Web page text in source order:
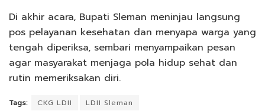
Di akhir acara, Bupati Sleman meninjau langsung
pos pelayanan kesehatan dan menyapa warga yang
tengah diperiksa, sembari menyampaikan pesan
agar masyarakat menjaga pola hidup sehat dan
rutin memeriksakan diri.
Tags: CKG LDII LDII Sleman